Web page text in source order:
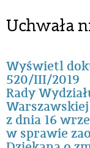
Uchwała
Wyświetl
520/III/2019
Rady
Warszawskiej
z dnia 16
w sprawie